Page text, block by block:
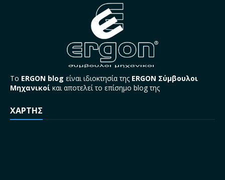
Το ERGON blog είναι ιδιοκτησία της ERGON Σύμβουλοι
Μηχανικοί και αποτελεί το επίσημο blog της
ΧΑΡΤΗΣ